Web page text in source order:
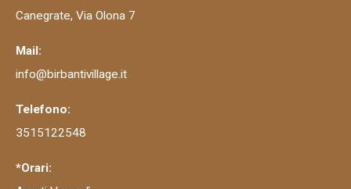
Canegrate, Via Olona 7
Mail:
info@birbantivillage.it
Telefono:
3515122548
*Orari: